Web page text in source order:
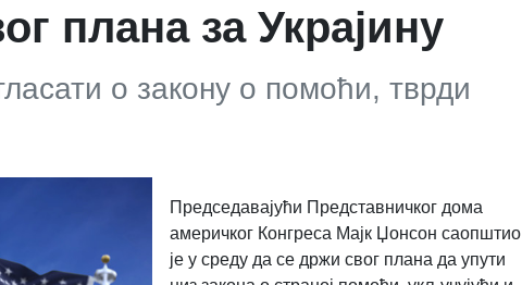
плана за Украјину
о закону о помоћи, тврди
Председавајући Представничког дома
америчког Конгреса Мајк Џонсон саопштио
је у среду да се држи свог плана да упути